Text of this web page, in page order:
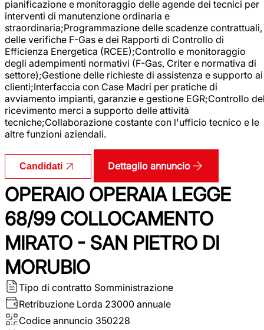
pianificazione e monitoraggio delle agende dei tecnici per
interventi di manutenzione ordinaria e
straordinaria;Programmazione delle scadenze contrattuali,
delle verifiche F-Gas e dei Rapporti di Controllo di
Efficienza Energetica (RCEE);Controllo e monitoraggio
degli adempimenti normativi (F-Gas, Criter e normativa di
settore);Gestione delle richieste di assistenza e supporto ai
clienti;Interfaccia con Case Madri per pratiche di
avviamento impianti, garanzie e gestione EGR;Controllo
ricevimento merci a supporto delle attività
tecniche;Collaborazione costante con l'ufficio tecnico e le
altre funzioni aziendali.
Candidati Dettaglio annuncio
OPERAIO OPERAIA LEGGE
68/99 COLLOCAMENTO
MIRATO - SAN PIETRO DI
MORUBIO
Tipo di contratto Somministrazione
Retribuzione Lorda 23000 annuale
Codice annuncio 350228